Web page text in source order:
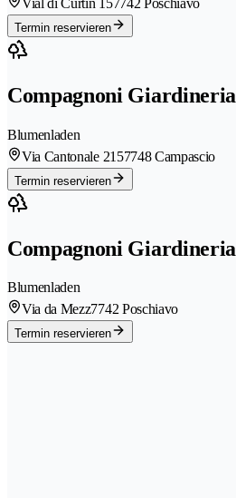
Termin reservieren
Compagnoni Giardineria
Blumenladen
Via Cantonale 2157748 Campascio
Termin reservieren
Compagnoni Giardineria
Blumenladen
Via da Mezz7742 Poschiavo
Termin reservieren